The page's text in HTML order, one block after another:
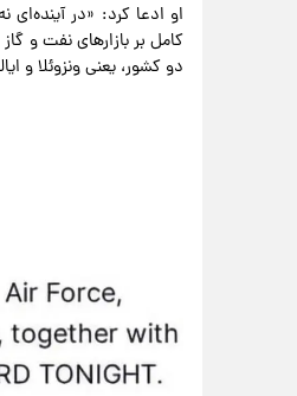
او ادعا کرد: «در
کامل بر بازارهای نفت و
دو کشور، یعنی ونزوئلا و